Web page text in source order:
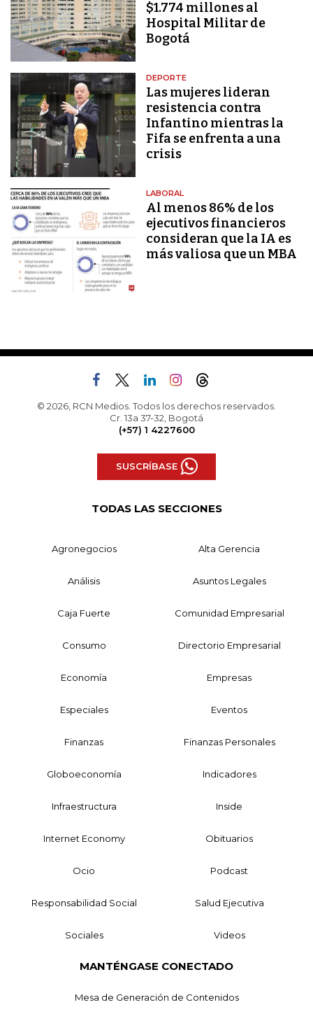
$1.774 millones al
Hospital Militar de
Bogotá
DEPORTE
Las mujeres lideran
resistencia contra
Infantino mientras la
Fifa se enfrenta a una
crisis
LABORAL
Al menos 86% de los
ejecutivos financieros
consideran que la IA es
más valiosa que un MBA
© 2026, RCN Medios. Todos los derechos reservados.
Cr. 13a 37-32, Bogotá
(+57) 1 4227600
SUSCRÍBASE
TODAS LAS SECCIONES
Agronegocios Alta Gerencia
Análisis Asuntos Legales
Caja Fuerte Comunidad Empresarial
Consumo Directorio Empresarial
Economía Empresas
Especiales Eventos
Finanzas Finanzas Personales
Globoeconomía Indicadores
Infraestructura Inside
Internet Economy Obituarios
Ocio Podcast
Responsabilidad Social Salud Ejecutiva
Sociales Videos
MANTÉNGASE CONECTADO
Mesa de Generación de Contenidos